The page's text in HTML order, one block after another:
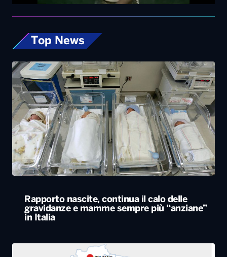
Top News
Rapporto nascite, continua il calo delle
gravidanze e mamme sempre più “anziane”
in Italia